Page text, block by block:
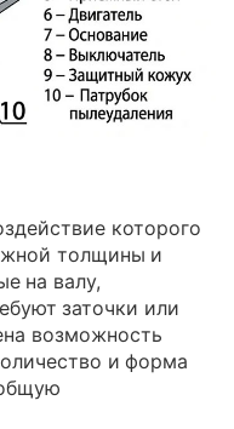
которого
толщины и
на валу,
заточки или
возможность
и форма